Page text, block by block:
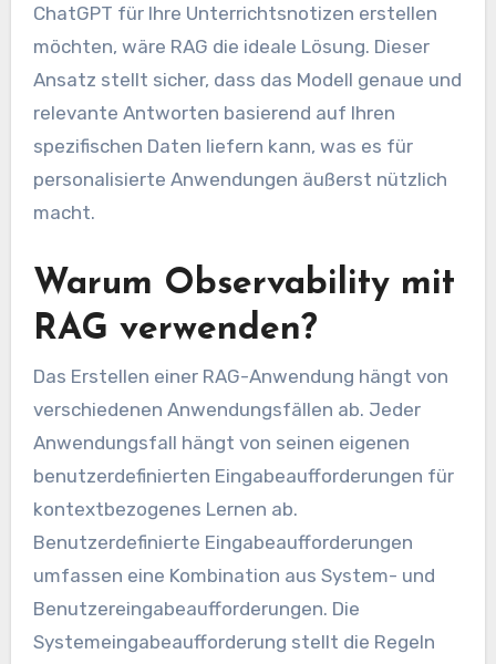
ChatGPT für Ihre Unterrichtsnotizen erstellen
möchten, wäre RAG die ideale Lösung. Dieser
Ansatz stellt sicher, dass das Modell genaue und
relevante Antworten basierend auf Ihren
spezifischen Daten liefern kann, was es für
personalisierte Anwendungen äußerst nützlich
macht.
Warum Observability mit
RAG verwenden?
Das Erstellen einer RAG-Anwendung hängt von
verschiedenen Anwendungsfällen ab. Jeder
Anwendungsfall hängt von seinen eigenen
benutzerdefinierten Eingabeaufforderungen für
kontextbezogenes Lernen ab.
Benutzerdefinierte Eingabeaufforderungen
umfassen eine Kombination aus System- und
Benutzereingabeaufforderungen. Die
Systemeingabeaufforderung stellt die Regeln